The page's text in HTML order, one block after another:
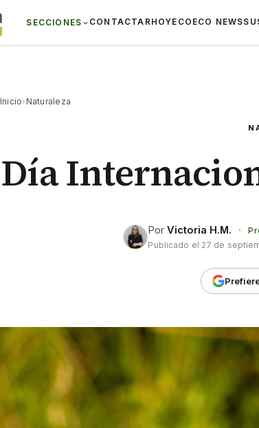
SECCIONES CONTACTAR HOYECO ECO NEWS
Inicio› Naturaleza
Día
PorVictoria H.M. ·
Publicado el 27 de